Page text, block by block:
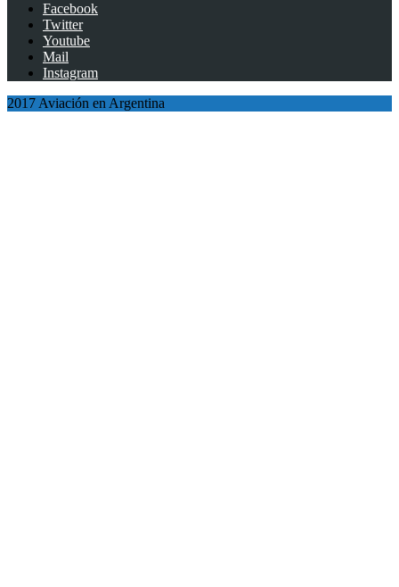
Facebook
Twitter
Youtube
Mail
Instagram
2017 Aviación en Argentina